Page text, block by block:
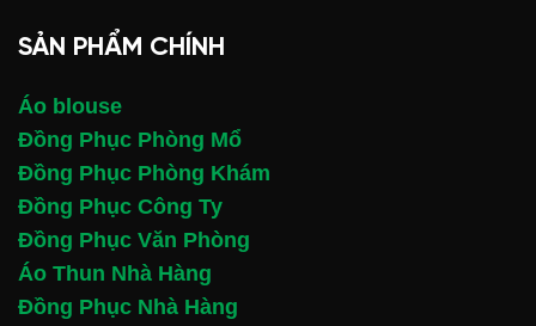
SẢN PHẨM CHÍNH
Áo blouse
Đồng Phục Phòng Mổ
Đồng Phục Phòng Khám
Đồng Phục Công Ty
Đồng Phục Văn Phòng
Áo Thun Nhà Hàng
Đồng Phục Nhà Hàng